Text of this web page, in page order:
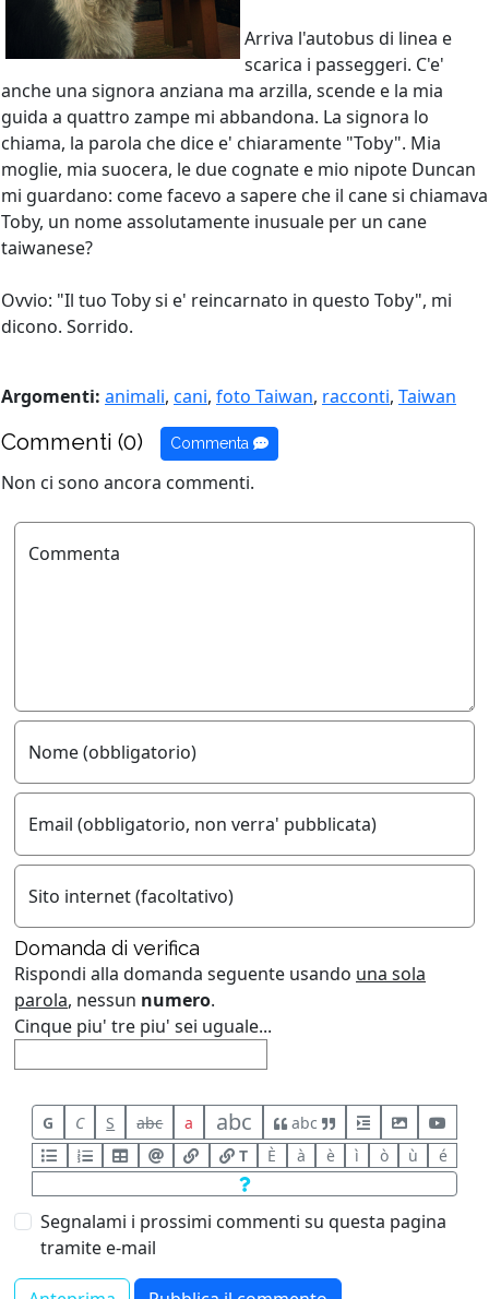
Arriva l'autobus di linea e
scarica i passeggeri. C'e'
anche una signora anziana ma arzilla, scende e la mia
guida a quattro zampe mi abbandona. La signora lo
chiama, la parola che dice e' chiaramente "Toby". Mia
moglie, mia suocera, le due cognate e mio nipote Duncan
mi guardano: come facevo a sapere che il cane si chiamava
Toby, un nome assolutamente inusuale per un cane
taiwanese?
Ovvio: "Il tuo Toby si e' reincarnato in questo Toby", mi
dicono. Sorrido.
Argomenti: animali, cani, foto Taiwan, racconti, Taiwan
Commenti (0) Commenta
Non ci sono ancora commenti.
Commenta
Nome (obbligatorio)
Email (obbligatorio, non verra' pubblicata)
Sito internet (facoltativo)
Domanda di verifica
Rispondi alla domanda seguente usando una sola
parola, nessun numero.
Cinque piu' tre piu' sei uguale...
G C S abc a abc
abc
T
È à è ì ò ù é
Segnalami i prossimi commenti su questa pagina
tramite e-mail